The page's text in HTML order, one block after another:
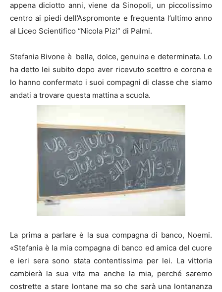
appena diciotto anni, viene da Sinopoli, un piccolissimo
centro ai piedi dell’Aspromonte e frequenta l’ultimo anno
al Liceo Scientifico “Nicola Pizi” di Palmi.
Stefania Bivone è bella, dolce, genuina e determinata. Lo
ha detto lei subito dopo aver ricevuto scettro e corona e
lo hanno confermato i suoi compagni di classe che siamo
andati a trovare questa mattina a scuola.
La prima a parlare è la sua compagna di banco, Noemi.
«Stefania è la mia compagna di banco ed amica del cuore
e ieri sera sono stata contentissima per lei. La vittoria
cambierà la sua vita ma anche la mia, perché saremo
costrette a stare lontane ma so che sarà una lontananza